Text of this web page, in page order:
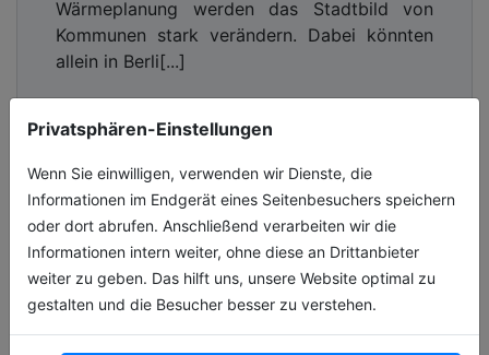
Privatsphären-Einstellungen
Wenn Sie einwilligen, verwenden wir Dienste, die
Informationen im Endgerät eines Seitenbesuchers speichern
oder dort abrufen. Anschließend verarbeiten wir die
Informationen intern weiter, ohne diese an Drittanbieter
weiter zu geben. Das hilft uns, unsere Website optimal zu
gestalten und die Besucher besser zu verstehen.
Wärmeplanung werden das Stadtbild von
Kommunen stark verändern. Dabei könnten
allein in Berli[...]